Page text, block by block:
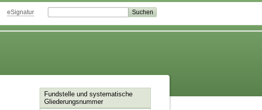
eSignatur
Fundstelle und systematische
Gliederungsnummer